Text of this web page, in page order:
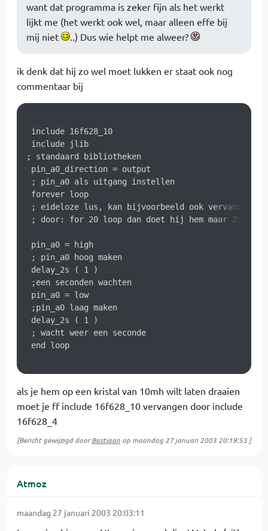
want dat programma is zeker fijn als het werkt
lijkt me (het werkt ook wel, maar alleen effe bij
mij niet
..) Dus wie helpt me alweer?
ik denk dat hij zo wel moet lukken er staat ook nog
commentaar bij
include 16f628_10
include jlib
; standaard bibliotheken
pin_a0_direction = output
; pin_a0 als uitgang instellen
forever loop
; eideloze lus, kan bijvoorbeeld ook vervangen
; door: for 20 loop dan doet hij hem maar 20 keer
pin_a0 = high
; pin_a0 hoog maken
delay_2s ( 1 )
;een seconden wachten
pin_a0 = low
;pin_a0 laag maken
delay_2s ( 1 )
; wacht weer een seconde
end loop
als je hem op een kristal van 10mh wilt laten draaien
moet je ff include 16f628_10 vervangen door include
16f628_4
[Bericht gewijzigd doorBastiaan op maandag 27 januari 2003 20:19:53 ]
Atmoz
maandag 27 januari 2003 20:03:11